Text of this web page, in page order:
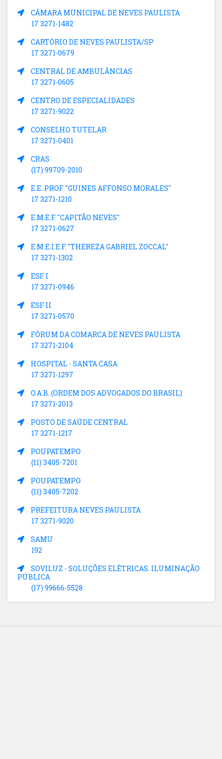
CÂMARA MUNICIPAL DE NEVES PAULISTA
17 3271-1482
CARTÓRIO DE NEVES PAULISTA/SP
17 3271-0679
CENTRAL DE AMBULÂNCIAS
17 3271-0605
CENTRO DE ESPECIALIDADES
17 3271-9022
CONSELHO TUTELAR
17 3271-0401
CRAS
(17) 99709-2010
E.E. PROF. "GUINES AFFONSO MORALES"
17 3271-1210
E.M.E.F. "CAPITÃO NEVES"
17 3271-0627
E.M.E.I.E.F. "THEREZA GABRIEL ZOCCAL"
17 3271-1302
ESF I
17 3271-0946
ESF II
17 3271-0570
FÓRUM DA COMARCA DE NEVES PAULISTA
17 3271-2104
HOSPITAL - SANTA CASA
17 3271-1297
O.A.B. (ORDEM DOS ADVOGADOS DO BRASIL)
17 3271-2013
POSTO DE SAÚDE CENTRAL
17 3271-1217
POUPATEMPO
(11) 3405-7201
POUPATEMPO
(11) 3405-7202
PREFEITURA NEVES PAULISTA
17 3271-9020
SAMU
192
SOVILUZ - SOLUÇÕES ELÉTRICAS. ILUMINAÇÃO
PÚBLICA
(17) 99666-5528